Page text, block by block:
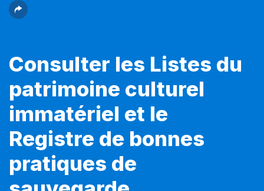
Consulter les Listes du
patrimoine culturel
immatériel et le
Registre de bonnes
pratiques de